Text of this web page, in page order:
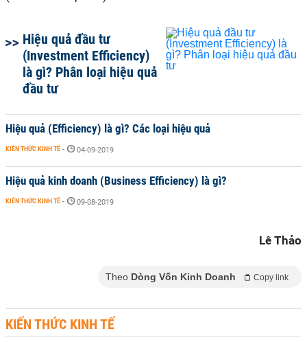
Hiệu quả đầu tư
(Investment Efficiency)
là gì? Phân loại hiệu quả
đầu tư
Hiệu quả (Efficiency) là gì? Các loại hiệu quả
KIẾN THỨC KINH TẾ - 04-09-2019
Hiệu quả kinh doanh (Business Efficiency) là gì?
KIẾN THỨC KINH TẾ - 09-08-2019
Lê Thảo
Theo Dòng Vốn Kinh Doanh Copy link
KIẾN THỨC KINH TẾ